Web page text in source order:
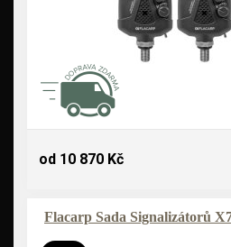
od 10 870 Kč
Flacarp Sada Signalizátorů